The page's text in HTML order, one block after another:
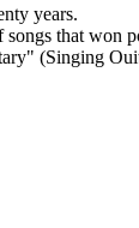
years.
that won
(Singing